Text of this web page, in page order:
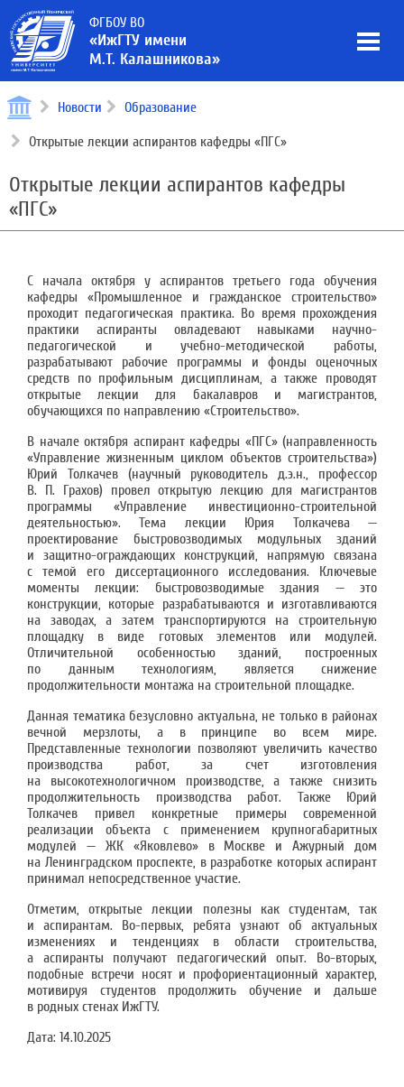
ФГБОУ ВО
«ИжГТУ имени
М.Т. Калашникова»
Новости Образование
Открытые лекции аспирантов кафедры «ПГС»
Открытые лекции аспирантов кафедры
«ПГС»
С начала октября у аспирантов третьего года обучения
кафедры «Промышленное и гражданское строительство»
проходит педагогическая практика. Во время прохождения
практики аспиранты овладевают навыками научно-
педагогической и учебно-методической работы,
разрабатывают рабочие программы и фонды оценочных
средств по профильным дисциплинам, а также проводят
открытые лекции для бакалавров и магистрантов,
обучающихся по направлению «Строительство».
В начале октября аспирант кафедры «ПГС» (направленность
«Управление жизненным циклом объектов строительства»)
Юрий Толкачев (научный руководитель д.э.н., профессор
В. П. Грахов) провел открытую лекцию для магистрантов
программы «Управление инвестиционно-строительной
деятельностью». Тема лекции Юрия Толкачева —
проектирование быстровозводимых модульных зданий
и защитно-ограждающих конструкций, напрямую связана
с темой его диссертационного исследования. Ключевые
моменты лекции: быстровозводимые здания — это
конструкции, которые разрабатываются и изготавливаются
на заводах, а затем транспортируются на строительную
площадку в виде готовых элементов или модулей.
Отличительной особенностью зданий, построенных
по данным технологиям, является снижение
продолжительности монтажа на строительной площадке.
Данная тематика безусловно актуальна, не только в районах
вечной мерзлоты, а в принципе во всем мире.
Представленные технологии позволяют увеличить качество
производства работ, за счет изготовления
на высокотехнологичном производстве, а также снизить
продолжительность производства работ. Также Юрий
Толкачев привел конкретные примеры современной
реализации объекта с применением крупногабаритных
модулей — ЖК «Яковлево» в Москве и Ажурный дом
на Ленинградском проспекте, в разработке которых аспирант
принимал непосредственное участие.
Отметим, открытые лекции полезны как студентам, так
и аспирантам. Во-первых, ребята узнают об актуальных
изменениях и тенденциях в области строительства,
а аспиранты получают педагогический опыт. Во-вторых,
подобные встречи носят и профориентационный характер,
мотивируя студентов продолжить обучение и дальше
в родных стенах ИжГТУ.
Дата: 14.10.2025